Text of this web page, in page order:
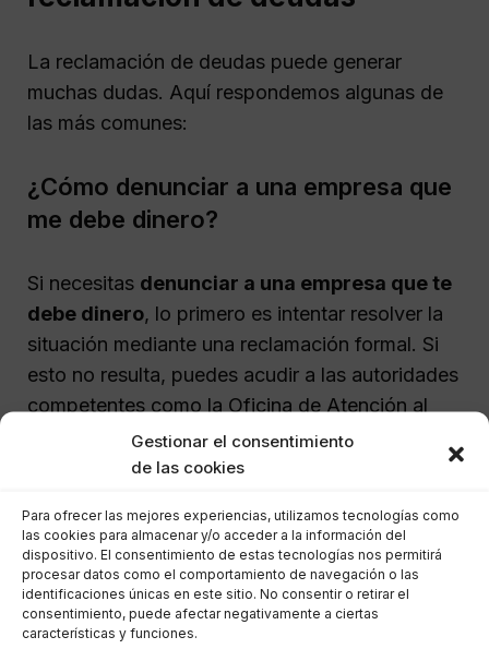
Gestionar el consentimiento
de las cookies
Para ofrecer las mejores experiencias, utilizamos tecnologías como
las cookies para almacenar y/o acceder a la información del
dispositivo. El consentimiento de estas tecnologías nos permitirá
procesar datos como el comportamiento de navegación o las
identificaciones únicas en este sitio. No consentir o retirar el
consentimiento, puede afectar negativamente a ciertas
características y funciones.
La reclamación de deudas puede generar
muchas dudas. Aquí respondemos algunas de
las más comunes:
¿Cómo denunciar a una empresa que
me debe dinero?
Si necesitas denunciar a una empresa que te
debe dinero, lo primero es intentar resolver la
situación mediante una reclamación formal. Si
esto no resulta, puedes acudir a las autoridades
competentes como la Oficina de Atención al
Consumidor o, en caso de una deuda
considerable, a la Policía.
Recuerda documentar cada intento, ya que
necesitarás pruebas de tus esfuerzos para
cobrar la deuda. Un abogado puede ayudarte a
formalizar la denuncia y gestionar el proceso.